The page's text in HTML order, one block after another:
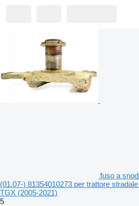
fuso a
(01.07-) 81354010273 per trattore
TGX (2005-2021)
5